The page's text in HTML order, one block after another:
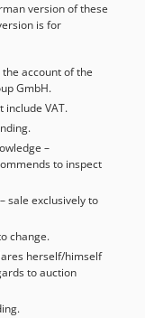
del husillo
- Ancho de la
- └
[°]: 45 -
Masterwood -
4 - Número de
Aigner -
- Regulación de
de
(largo x ancho x
de
IVA: El precio
IVA
posible en
Yorick
version of these
is for
account of the
GmbH.
include VAT.
–
to inspect
sale exclusively to
change.
herself/himself
to auction